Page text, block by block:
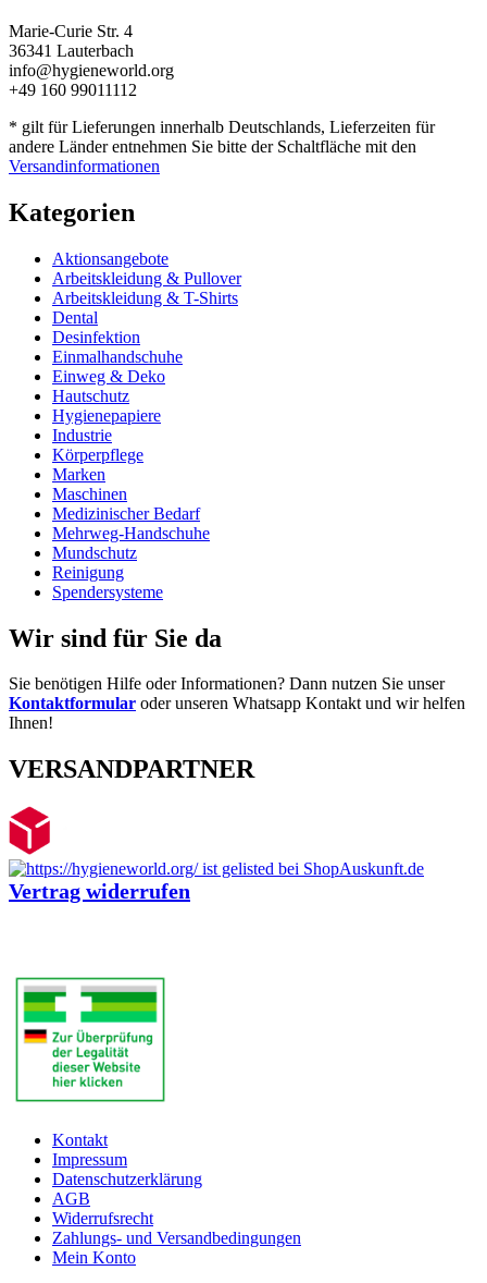
Marie-Curie Str. 4
36341 Lauterbach
info@hygieneworld.org
+49 160 99011112
* gilt für Lieferungen innerhalb Deutschlands, Lieferzeiten für
andere Länder entnehmen Sie bitte der Schaltfläche mit den
Versandinformationen
Kategorien
Aktionsangebote
Arbeitskleidung & Pullover
Arbeitskleidung & T-Shirts
Dental
Desinfektion
Einmalhandschuhe
Einweg & Deko
Hautschutz
Hygienepapiere
Industrie
Körperpflege
Marken
Maschinen
Medizinischer Bedarf
Mehrweg-Handschuhe
Mundschutz
Reinigung
Spendersysteme
Wir sind für Sie da
Sie benötigen Hilfe oder Informationen? Dann nutzen Sie unser
Kontaktformular oder unseren Whatsapp Kontakt und wir helfen
Ihnen!
VERSANDPARTNER
Vertrag widerrufen
Kontakt
Impressum
Datenschutzerklärung
AGB
Widerrufsrecht
Zahlungs- und Versandbedingungen
Mein Konto